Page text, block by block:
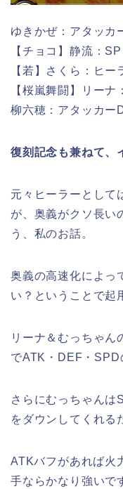
ゆきかぜ：アタッカ
【チョコ】静流：
【若】さくら：ヒー
【桜嵐舞闘】リー
柳六穂：アタッカー
復刻記念も兼ねて、
元々ヒーラーとして
が、奥義がクソ長い
う、私のお話。
奥義の高速化によっ
い？ということで起
リーナ＆むっちゃん
でATK・DEF・SPD
さらにむっちゃんは
をダウンしてくれる
ATKバフがあれば火
手ならかなり強いで